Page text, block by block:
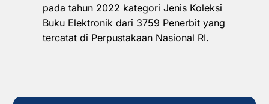
pada tahun 2022 kategori Jenis Koleksi
Buku Elektronik dari 3759 Penerbit yang
tercatat di Perpustakaan Nasional RI.